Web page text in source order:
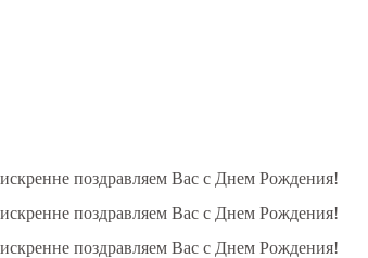
поздравляем Вас с Днем Рождения!
поздравляем Вас с Днем Рождения!
поздравляем Вас с Днем Рождения!